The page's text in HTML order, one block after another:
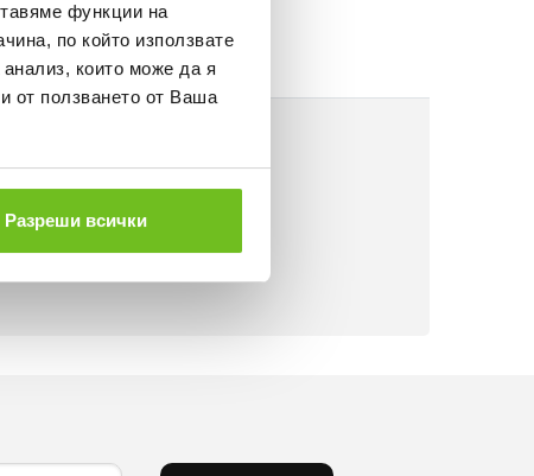
функции на
по който използвате
които може да я
от ползването от Ваша
Разреши всички